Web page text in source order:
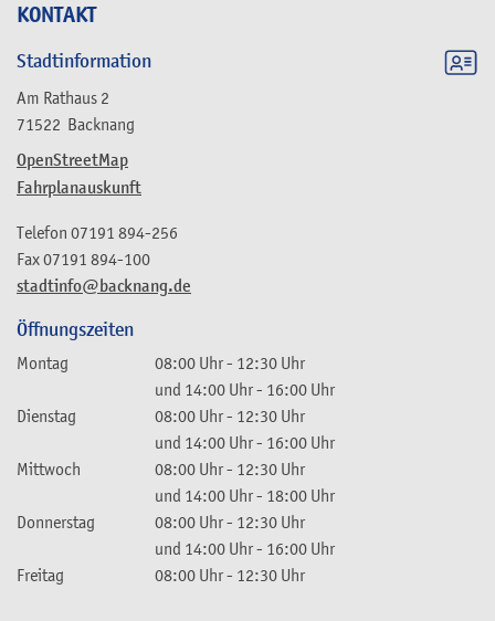
KONTAKT
Stadtinformation
Am Rathaus 2
71522 Backnang
OpenStreetMap
Fahrplanauskunft
stadtinfo@backnang.de
Telefon 07191 894-256
Fax07191 894-100
Öffnungszeiten
Montag 08:00 Uhr- 12:30 Uhr
und 14:00 Uhr- 16:00 Uhr
Dienstag
08:00 Uhr- 12:30 Uhr
und 14:00 Uhr- 16:00 Uhr
Mittwoch
08:00 Uhr- 12:30 Uhr
und 14:00 Uhr- 18:00 Uhr
Donnerstag
08:00 Uhr- 12:30 Uhr
und 14:00 Uhr- 16:00 Uhr
Freitag
08:00 Uhr- 12:30 Uhr